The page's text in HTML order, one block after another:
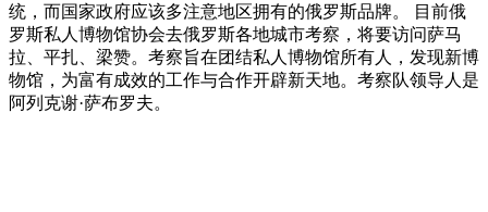
统，而国家政府应该多注意地区拥有的俄罗斯品牌。 目前俄
罗斯私人博物馆协会去俄罗斯各地城市考察，将要访问萨马
拉、平扎、梁赞。考察旨在团结私人博物馆所有人，发现新博
物馆，为富有成效的工作与合作开辟新天地。考察队领导人是
阿列克谢·萨布罗夫。